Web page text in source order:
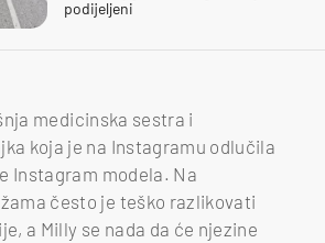
podijeljeni
medicinska sestra i
koja je na Instagramu odlučila
Instagram modela. Na
često je teško razlikovati
a Milly se nada da će njezine